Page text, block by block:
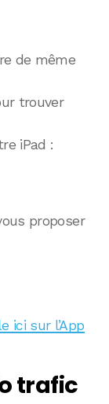
de même
trouver
iPad :
proposer
ici sur l’App
trafic